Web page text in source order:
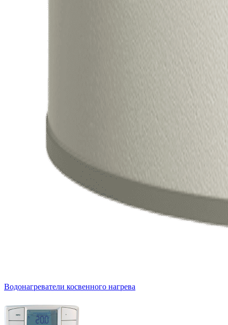
Водонагреватели косвенного нагрева